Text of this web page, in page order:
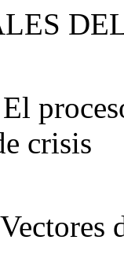
El
crisis
Vectores